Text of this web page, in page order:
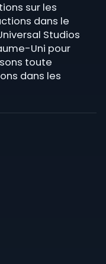
sur les
dans le
Studios
Uni pour
toute
dans les